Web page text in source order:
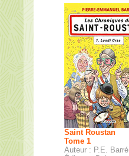
Saint Roustan
Tome 1
Auteur : P.E. Barré